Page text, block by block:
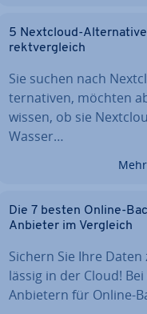
5 Nextcloud-
rekt­ver­gleich
Sie suchen nach
ter­na­ti­ven, möchten
wissen, ob sie
Wasser…
Die 7 besten Online-
Anbieter im Vergleich
Sichern Sie Ihre
läs­sig in der Cloud!
Anbietern für Online-